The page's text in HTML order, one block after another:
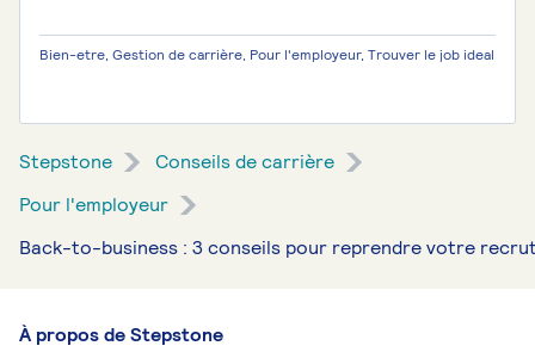
Bien-etre, Gestion de carrière, Pour l'employeur, Trouver le job ideal
Stepstone
Conseils de carrière
Pour l'employeur
Back-to-business : 3 conseils pour reprendre votre
À propos de Stepstone